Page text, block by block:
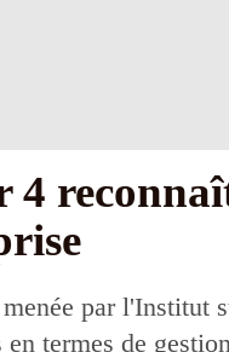
par l'Institut
termes de